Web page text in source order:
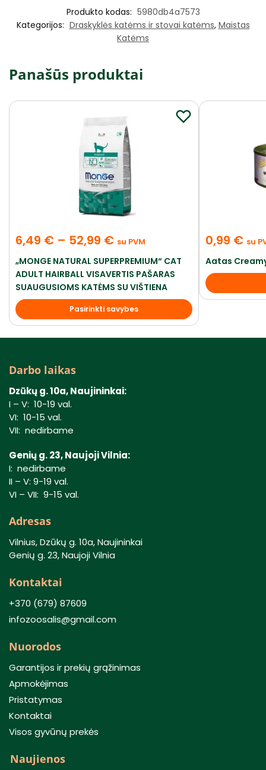
Produkto kodas: 5980db4a7573
Kategorijos: Draskyklės katėms ir stovai katėms, Maistas
Katėms
Panašūs produktai
6,49 € – 52,99 € su PVM
„MONGE NATURAL SUPERPREMIUM“ CAT
ADULT HAIRBALL VISAVERTIS PAŠARAS
SUAUGUSIOMS KATĖMS SU VIŠTIENA
Pasirinkti savybes
0,99 € su
Aatas
Darbo laikas
Dzūkų g. 10a, Naujininkai:
I – V: 10-19 val.
VI: 10-15 val.
VII: nedirbame
Genių g. 23, Naujoji Vilnia:
I: nedirbame
II – V: 9-19 val.
VI – VII: 9-15 val.
Adresas
Vilnius, Dzūkų g. 10a, Naujininkai
Genių g. 23, Naujoji Vilnia
Kontaktai
+370 (679) 87609
infozoosalis@gmail.com
Nuorodos
Garantijos ir prekių grąžinimas
Apmokėjimas
Pristatymas
Kontaktai
Visos gyvūnų prekės
Naujienos